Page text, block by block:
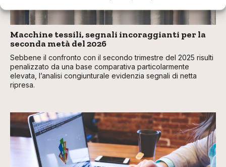
Macchine tessili, segnali incoraggianti per la
seconda metà del 2026
Sebbene il confronto con il secondo trimestre del 2025 risulti
penalizzato da una base comparativa particolarmente
elevata, l’analisi congiunturale evidenzia segnali di netta
ripresa.